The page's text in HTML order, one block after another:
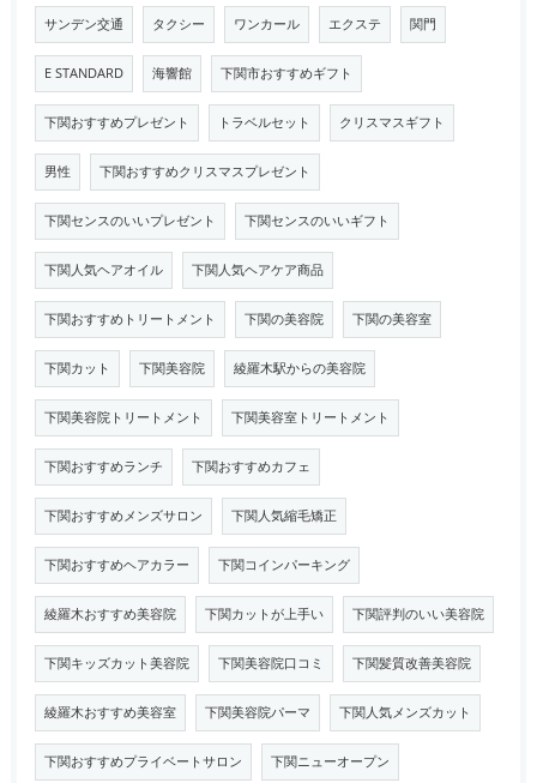
サンデン交通 タクシー ワンカール エクステ 関門
E STANDARD 海響館 下関市おすすめギフト
下関おすすめプレゼント トラベルセット クリスマスギフト
男性 下関おすすめクリスマスプレゼント
下関センスのいいプレゼント 下関センスのいいギフト
下関人気ヘアオイル 下関人気ヘアケア商品
下関おすすめトリートメント 下関の美容院 下関の美容室
下関カット 下関美容院 綾羅木駅からの美容院
下関美容院トリートメント 下関美容室トリートメント
下関おすすめランチ 下関おすすめカフェ
下関おすすめメンズサロン 下関人気縮毛矯正
下関おすすめヘアカラー 下関コインパーキング
綾羅木おすすめ美容院 下関カットが上手い 下関評判のいい美容院
下関キッズカット美容院 下関美容院口コミ 下関髪質改善美容院
綾羅木おすすめ美容室 下関美容院パーマ 下関人気メンズカット
下関おすすめプライベートサロン 下関ニューオープン